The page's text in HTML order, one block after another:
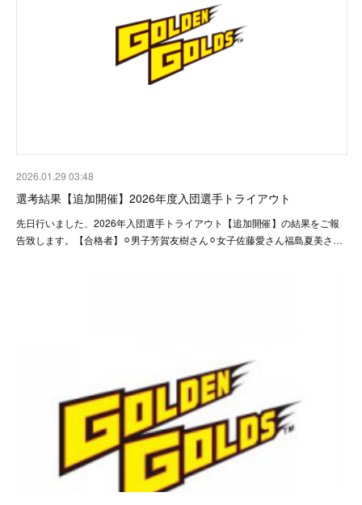
2026.01.29 03:48
選考結果【追加開催】2026年度入団選手トライアウト
先日行いました、2026年入団選手トライアウト【追加開催】の結果をご報
告致します。【合格者】⚪︎男子芳賀友樹さん⚪︎女子佐藤愛さん福島夏美さ…